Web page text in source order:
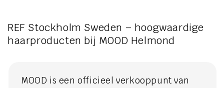
REF Stockholm Sweden – hoogwaardige
haarproducten bij MOOD Helmond
MOOD is een officieel verkooppunt van